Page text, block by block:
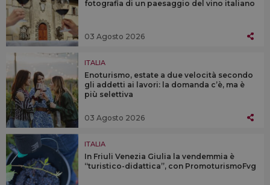
fotografia di un paesaggio del vino italiano
03 Agosto 2026
ITALIA
Enoturismo, estate a due velocità secondo
gli addetti ai lavori: la domanda c’è, ma è
più selettiva
03 Agosto 2026
ITALIA
In Friuli Venezia Giulia la vendemmia è
“turistico-didattica”, con PromoturismoFvg